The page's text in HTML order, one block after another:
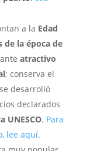
a la Edad
de la época de
atractivo
; conserva el
desarrolló
declarados
UNESCO. Para
lee aquí.